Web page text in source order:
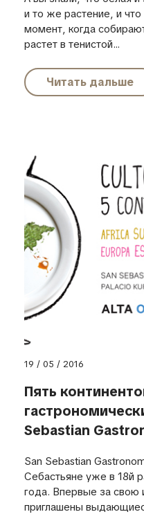
и то же растение, и
момент, когда
растет в тенистой...
Читать дальше
19 / 05 / 2016
Пять
Sebastian
San Sebastian
Себастьяне уже в 18й
года. Впервые за свою
приглашены